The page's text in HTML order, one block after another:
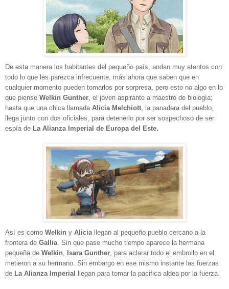
De esta manera los habitantes del pequeño país, andan muy atentos con
todo lo que les parezca infrecuente, más ahora que saben que en
cualquier momento pueden tomarlos por sorpresa, pero esto no algo en lo
que piense Welkin Gunther el joven aspirante a maestro de biología;
hasta que una chica llamada Alicia Melchiott , la panadera del pueblo,
llega junto con dos oficiales, para detenerlo por ser sospechoso de ser
espía de La Alianza Imperial de Europa del Este.
Así es como Welkin y Alicia
llegan al pequeño pueblo cercano a la
frontera de Gallia . Sin que pase mucho tiempo aparece la hermana
pequeña de Welkin Isara Gunther , para aclarar todo el embrollo en el
metieron a su hermano. Sin embargo en ese mismo instante las fuerzas
de La Alianza Imperial llegan para tomar la pacifica aldea por la fuerza.